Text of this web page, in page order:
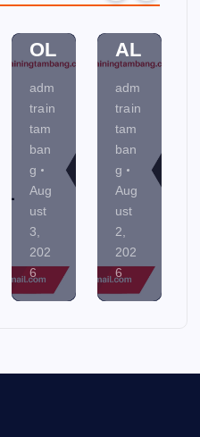
OL
adm
train
tam
ban
g
Aug
ust
3,
202
6
AL
adm
train
tam
ban
g
Aug
ust
2,
202
6